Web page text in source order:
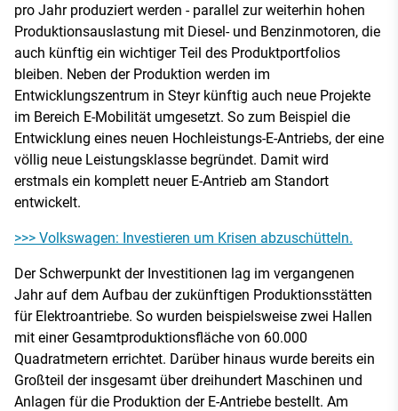
pro Jahr produziert werden - parallel zur weiterhin hohen
Produktionsauslastung mit Diesel- und Benzinmotoren, die
auch künftig ein wichtiger Teil des Produktportfolios
bleiben. Neben der Produktion werden im
Entwicklungszentrum in Steyr künftig auch neue Projekte
im Bereich E-Mobilität umgesetzt. So zum Beispiel die
Entwicklung eines neuen Hochleistungs-E-Antriebs, der eine
völlig neue Leistungsklasse begründet. Damit wird
erstmals ein komplett neuer E-Antrieb am Standort
entwickelt.
>>> Volkswagen: Investieren um Krisen abzuschütteln.
Der Schwerpunkt der Investitionen lag im vergangenen
Jahr auf dem Aufbau der zukünftigen Produktionsstätten
für Elektroantriebe. So wurden beispielsweise zwei Hallen
mit einer Gesamtproduktionsfläche von 60.000
Quadratmetern errichtet. Darüber hinaus wurde bereits ein
Großteil der insgesamt über dreihundert Maschinen und
Anlagen für die Produktion der E-Antriebe bestellt. Am